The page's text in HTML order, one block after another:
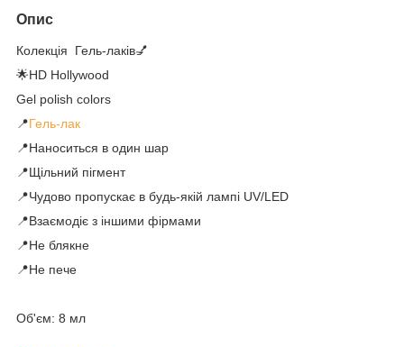
Опис
Колекція Гель-лаків💅
🌟HD Hollywood
Gel polish colors
📍Гель-лак
📍Наноситься в один шар
📍Щільний пігмент
📍Чудово пропускає в будь-якій лампі UV/LED
📍Взаємодіє з іншими фірмами
📍Не блякне
📍Не пече
Об'єм: 8 мл